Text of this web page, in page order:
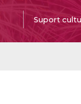
Suport